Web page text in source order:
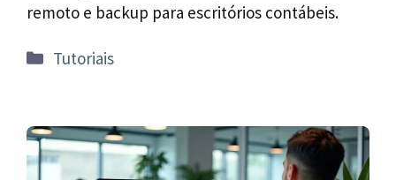
remoto e backup para escritórios contábeis.
Categorias
Tutoriais